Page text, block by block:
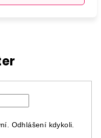
Odhlášení kdykoli.